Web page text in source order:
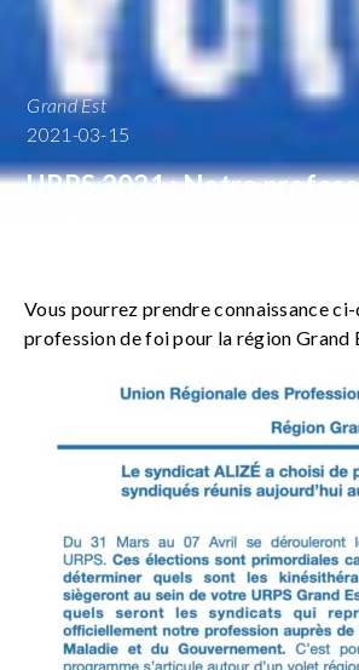
Grand Est
2021-03-15
URPS 2021 : Notre
Vous pourrez prendre connaissance
profession de foi pour la région Grand